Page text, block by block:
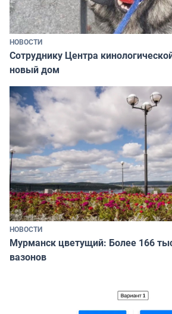
НОВОСТИ
Сотруднику Центра
новый дом
НОВОСТИ
Мурманск цветущий: Более 166
вазонов